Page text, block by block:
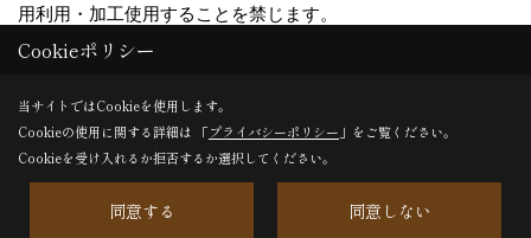
用利用・加工使用することを禁じます。
Copyright (c) matsumikensetsu. All Rights Reserved.
Produced byゴデスクリエイト
Cookieポリシー
当サイトではCookieを使用します。
Cookieの使用に関する詳細は 「プライバシーポリシー 」をご覧ください。
Cookieを受け入れるか拒否するか選択してください。
同意する 同意しない